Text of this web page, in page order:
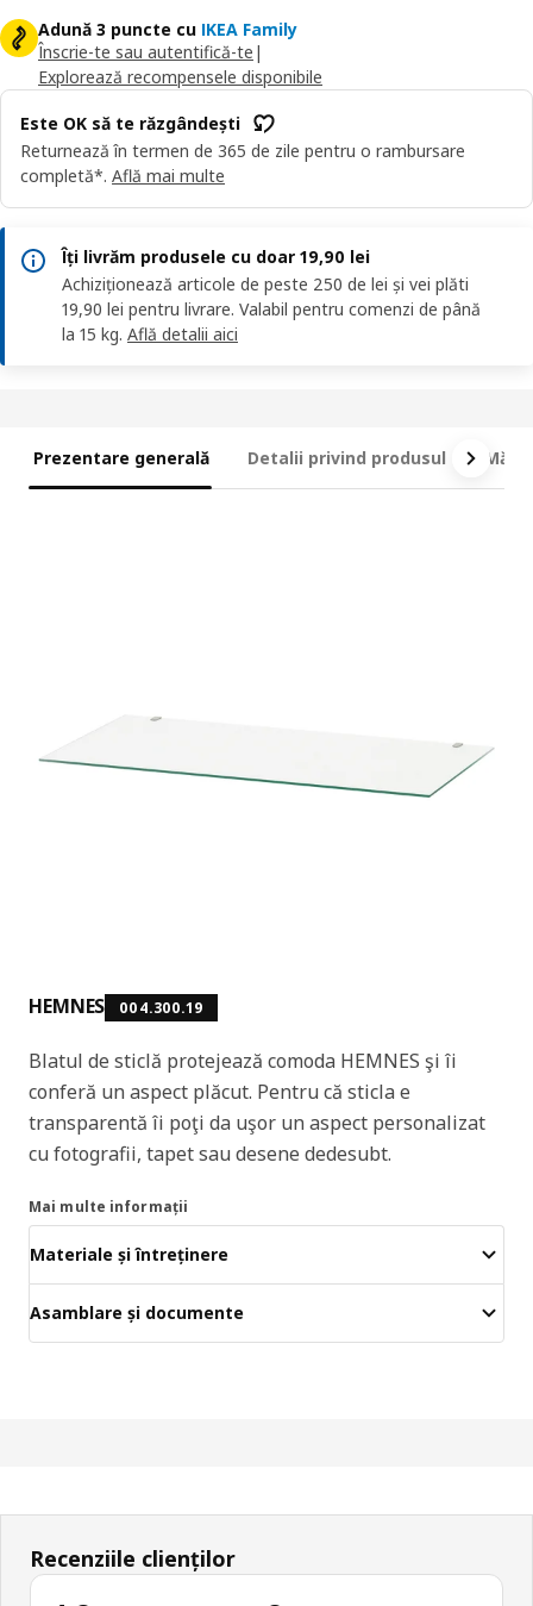
Adună 3 puncte cu IKEA Family
Înscrie-te sau autentifică-te |
Explorează recompensele disponibile
Este OK să te răzgândești
Returnează în termen de 365 de zile pentru o rambursare
completă*. Află mai multe
Îți livrăm produsele cu doar 19,90 lei
Achiziționează articole de peste 250 de lei și vei plăti
19,90 lei pentru livrare. Valabil pentru comenzi de până
la 15 kg. Află detalii aici
Prezentare generală Detalii privind produsul
HEMNES 004.300.19
Blatul de sticlă protejează comoda HEMNES şi îi
conferă un aspect plăcut. Pentru că sticla e
transparentă îi poţi da uşor un aspect personalizat
cu fotografii, tapet sau desene dedesubt.
Mai multe informații
Materiale și întreținere
Asamblare și documente
Recenziile clienților